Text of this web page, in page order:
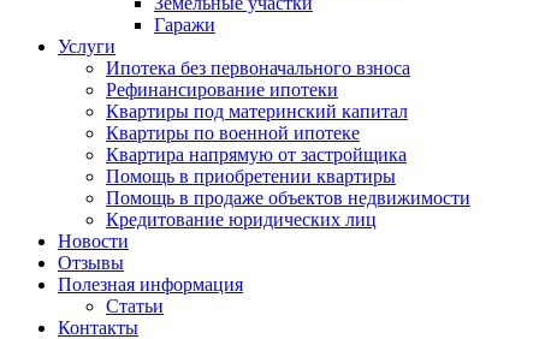
Гаражи
Услуги
Ипотека без первоначального взноса
Рефинансирование ипотеки
Квартиры под материнский капитал
Квартиры по военной ипотеке
Квартира напрямую от застройщика
Помощь в приобретении квартиры
Помощь в продаже объектов недвижимости
Кредитование юридических лиц
Новости
Отзывы
Полезная информация
Статьи
Контакты